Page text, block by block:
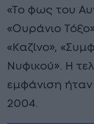
«Το φως του
«Ουράνιο
«Καζίνο»,
Νυφικού». Η
εμφάνιση ήταν
2004.